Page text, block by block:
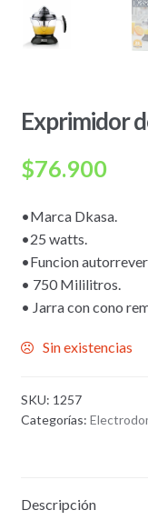
Exprimidor
$76.900
•Marca Dkasa.
•25 watts.
•Funcion
• 750 Mililitros.
• Jarra con cono
Sin existencias
SKU: 1257
Categorías:
Descripción